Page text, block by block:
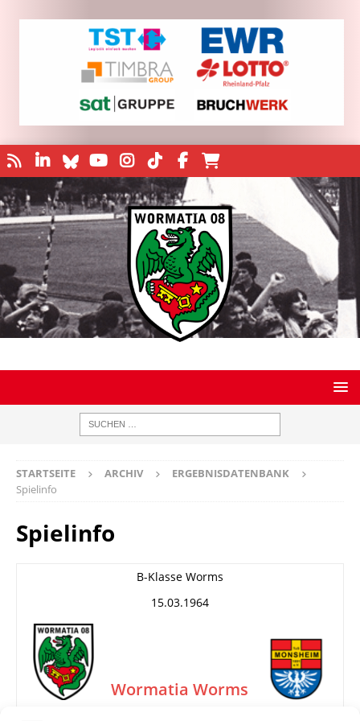
STARTSEITE ARCHIV
ERGEBNISDATENBANK
Spielinfo
Spielinfo
B-Klasse Worms
15.03.1964
Wormatia Worms